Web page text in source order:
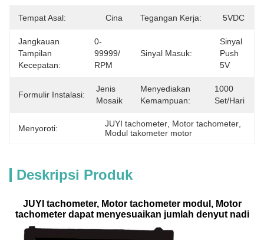
Tempat Asal: Cina Tegangan Kerja: 5VDC
Jangkauan
Tampilan
Kecepatan:
0-
99999/
RPM
Sinyal Masuk:
Sinyal
Push
5V
Formulir Instalasi:
Jenis
Mosaik
Menyediakan
Kemampuan:
1000
Set/hari
Menyoroti: JUYI tachometer Motor tachometer
Modul takometer motor
Deskripsi Produk
JUYI tachometer, Motor tachometer modul, Motor
tachometer dapat menyesuaikan jumlah denyut nadi